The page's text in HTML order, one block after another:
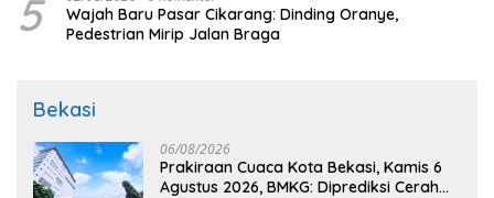
5
Wajah Baru Pasar Cikarang: Dinding Oranye,
Pedestrian Mirip Jalan Braga
Bekasi
06/08/2026
Prakiraan Cuaca Kota Bekasi, Kamis 6
Agustus 2026, BMKG: Diprediksi Cerah